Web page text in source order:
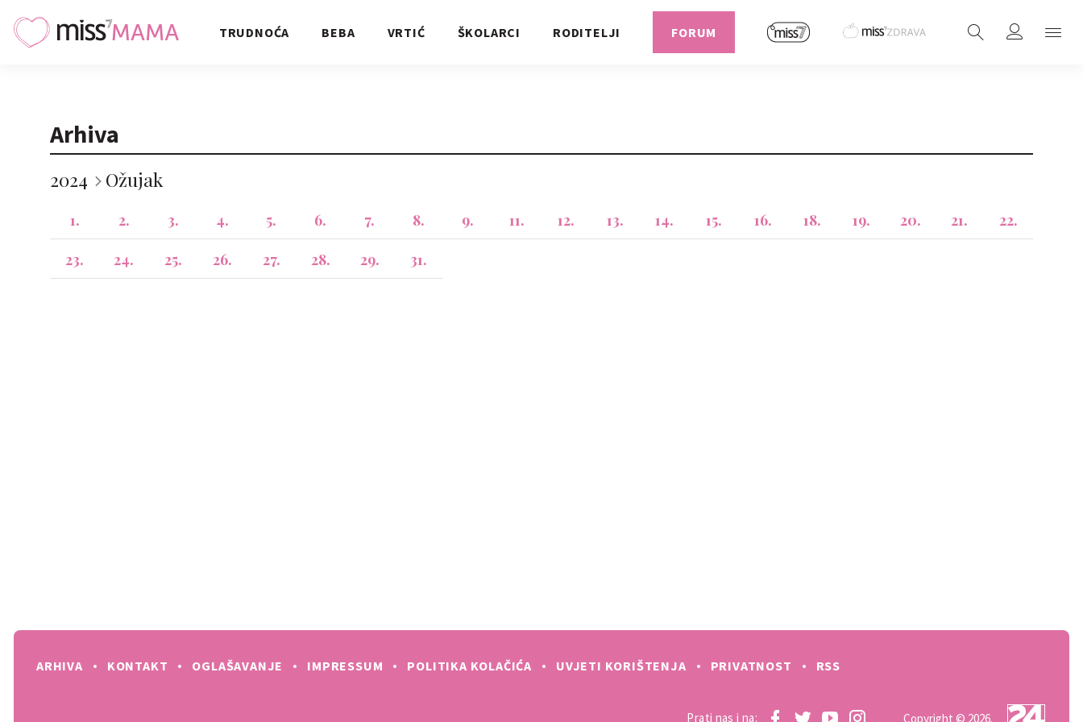
TRUDNOĆA BEBA VRTIĆ ŠKOLARCI RODITELJI FORUM
Arhiva
2024 Ožujak
1. 2. 3. 4. 5. 6. 7. 8. 9. 11. 12. 13. 14. 15. 16. 18. 19. 20. 21. 22.
23. 24. 25. 26. 27. 28. 29. 31.
ARHIVA KONTAKT OGLAŠAVANJE IMPRESSUM POLITIKA KOLAČIĆA UVJETI KORIŠTENJA PRIVATNOST RSS
Prati nas i na: Copyright © 2026.